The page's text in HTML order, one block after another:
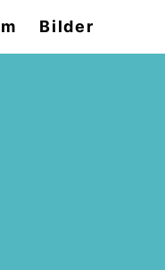
Bilder